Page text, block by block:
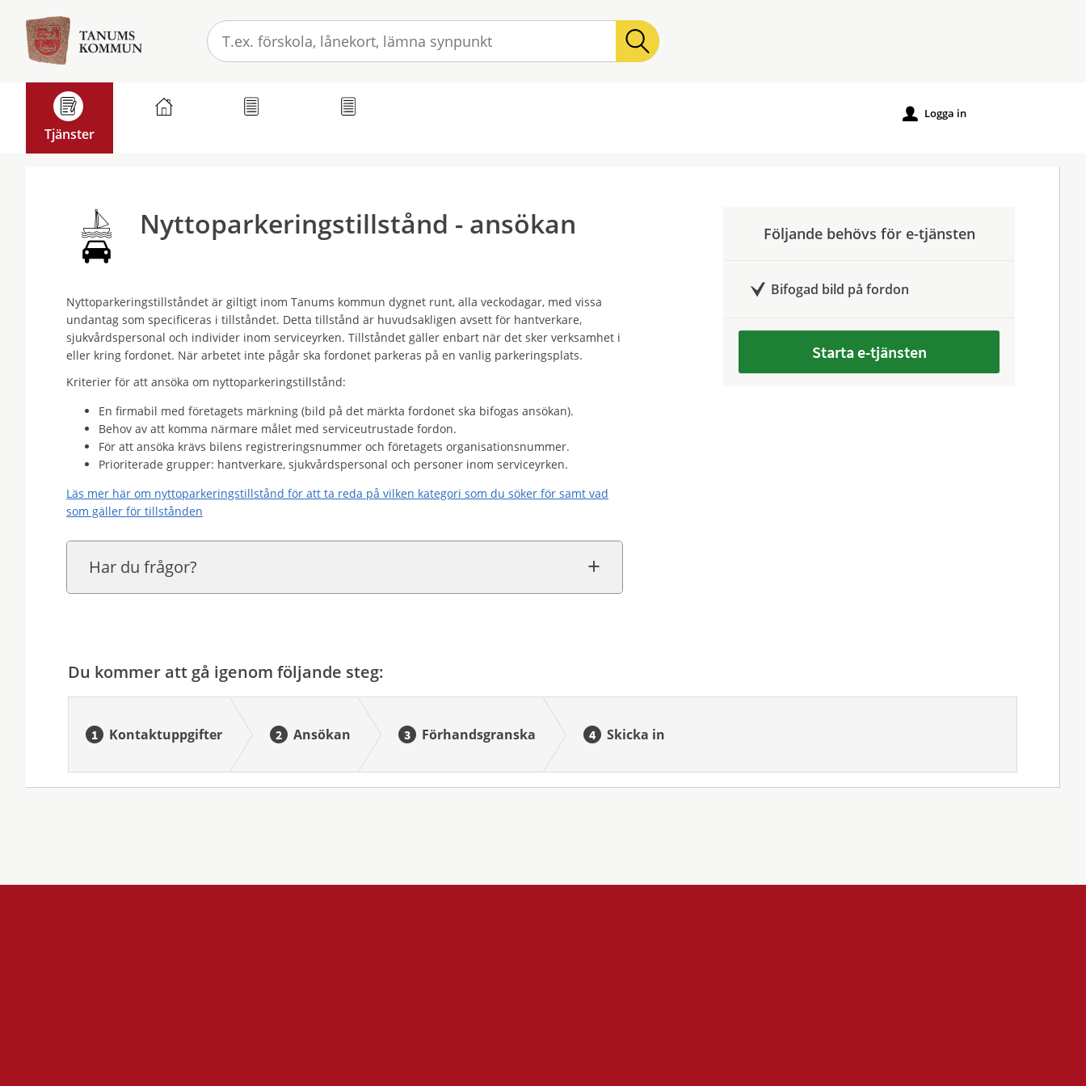
tjänster
Tanums
kommun
Tjänster
u Logga in
Nyttoparkeringstillstånd - ansökan
Nyttoparkeringstillståndet är giltigt inom Tanums kommun dygnet runt, alla veckodagar, med vissa
undantag som specificeras i tillståndet. Detta tillstånd är huvudsakligen avsett för hantverkare,
sjukvårdspersonal och individer inom serviceyrken. Tillståndet gäller enbart när det sker verksamhet i
eller kring fordonet. När arbetet inte pågår ska fordonet parkeras på en vanlig parkeringsplats.
Kriterier för att ansöka om nyttoparkeringstillstånd:
En firmabil med företagets märkning (bild på det märkta fordonet ska bifogas ansökan).
Behov av att komma närmare målet med serviceutrustade fordon.
För att ansöka krävs bilens registreringsnummer och företagets organisationsnummer.
Prioriterade grupper: hantverkare, sjukvårdspersonal och personer inom serviceyrken.
Läs mer här om nyttoparkeringstillstånd för att ta reda på vilken kategori som du söker för samt vad
som gäller för tillstånden
Har du frågor?
Följande behövs för e-tjänsten
Bifogad bild på fordon
Starta e-tjänsten
Du kommer att gå igenom följande steg:
Kontaktuppgifter Ansökan Förhandsgranska Skicka in